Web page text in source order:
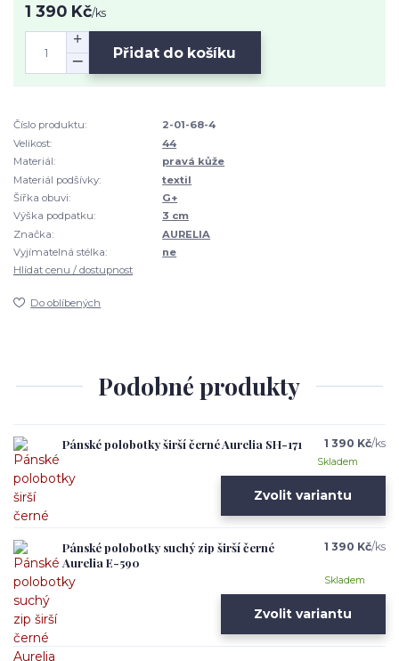
1 390 Kč/ks
Přidat do košíku
Číslo produktu:
2-01-68-4
Velikost:
44
Materiál:
pravá kůže
Materiál podšívky:
textil
Šířka obuvi:
G+
Výška podpatku:
3 cm
Značka:
AURELIA
Vyjímatelná stélka:
ne
Hlídat cenu / dostupnost
Do oblíbených
Podobné produkty
Pánské polobotky širší černé Aurelia SH-171 1 390 Kč/ks
Skladem
Zvolit variantu
Pánské polobotky suchý zip širší černé
Aurelia E-590
1 390 Kč/ks
Skladem
Zvolit variantu